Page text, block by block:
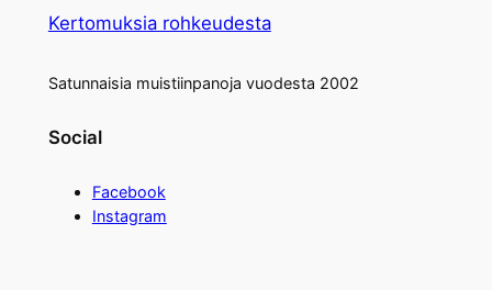
Kertomuksia rohkeudesta
Satunnaisia muistiinpanoja vuodesta 2002
Social
Facebook
Instagram